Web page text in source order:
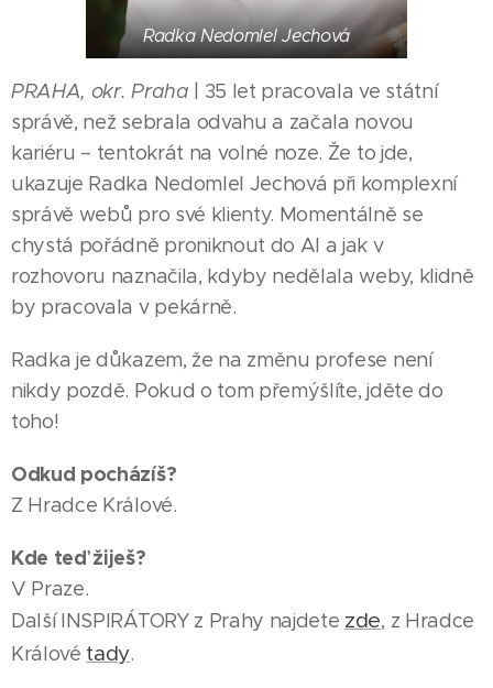
Radka Nedomlel Jechová
PRAHA, okr. Praha | 35 let pracovala ve státní
správě, než sebrala odvahu a začala novou
kariéru – tentokrát na volné noze. Že to jde,
ukazuje Radka Nedomlel Jechová při komplexní
správě webů pro své klienty. Momentálně se
chystá pořádně proniknout do AI a jak v
rozhovoru naznačila, kdyby nedělala weby, klidně
by pracovala v pekárně.
Radka je důkazem, že na změnu profese není
nikdy pozdě. Pokud o tom přemýšlíte, jděte do
toho!
Odkud pocházíš?
Z Hradce Králové.
Kde teď žiješ?
V Praze.
Další INSPIRÁTORY z Prahy najdete zde, z Hradce
Králové tady.